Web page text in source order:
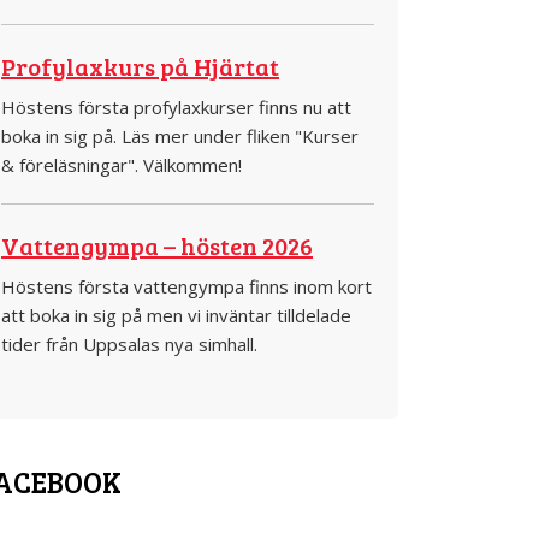
Profylaxkurs på Hjärtat
Höstens första profylaxkurser finns nu att
boka in sig på. Läs mer under fliken "Kurser
& föreläsningar". Välkommen!
Vattengympa – hösten 2026
Höstens första vattengympa finns inom kort
att boka in sig på men vi inväntar tilldelade
tider från Uppsalas nya simhall.